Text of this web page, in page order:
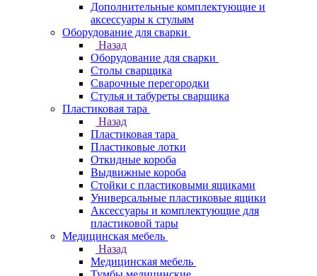
Дополнительные комплектующие и
аксессуары к стульям
Оборудование для сварки
Назад
Оборудование для сварки
Столы сварщика
Сварочные перегородки
Стулья и табуреты сварщика
Пластиковая тара
Назад
Пластиковая тара
Пластиковые лотки
Откидные короба
Выдвижные короба
Стойки с пластиковыми ящиками
Универсальные пластиковые ящики
Аксессуары и комплектующие для
пластиковой тары
Медицинская мебель
Назад
Медицинская мебель